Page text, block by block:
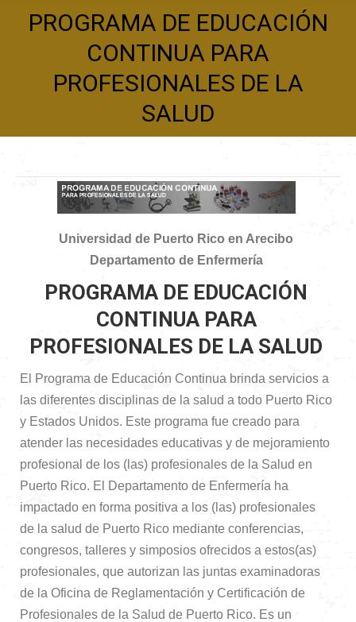
PROGRAMA DE EDUCACIÓN
CONTINUA PARA
PROFESIONALES DE LA
SALUD
Universidad de Puerto Rico en Arecibo
Departamento de Enfermería
PROGRAMA DE EDUCACIÓN
CONTINUA PARA
PROFESIONALES DE LA SALUD
El Programa de Educación Continua brinda servicios a
las diferentes disciplinas de la salud a todo Puerto Rico
y Estados Unidos. Este programa fue creado para
atender las necesidades educativas y de mejoramiento
profesional de los (las) profesionales de la Salud en
Puerto Rico. El Departamento de Enfermería ha
impactado en forma positiva a los (las) profesionales
de la salud de Puerto Rico mediante conferencias,
congresos, talleres y simposios ofrecidos a estos(as)
profesionales, que autorizan las juntas examinadoras
de la Oficina de Reglamentación y Certificación de
Profesionales de la Salud de Puerto Rico. Es un